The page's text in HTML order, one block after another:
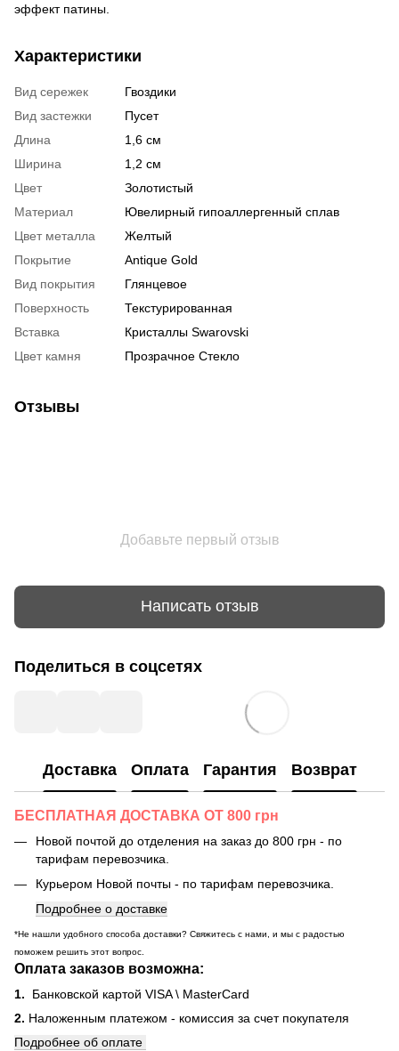
эффект патины.
Характеристики
Вид сережек
Гвоздики
Вид застежки
Пусет
Длина
1,6 см
Ширина
1,2 см
Цвет
Золотистый
Материал
Ювелирный гипоаллергенный сплав
Цвет металла
Желтый
Покрытие
Antique Gold
Вид покрытия
Глянцевое
Поверхность
Текстурированная
Вставка
Кристаллы Swarovski
Цвет камня
Прозрачное Стекло
Отзывы
Добавьте первый отзыв
Написать отзыв
Поделиться в соцсетях
Доставка Оплата Гарантия Возврат
БЕСПЛАТНАЯ ДОСТАВКА ОТ 800 грн
Новой почтой до отделения на заказ до 800 грн - по
тарифам перевозчика.
Курьером Новой почты - по тарифам перевозчика.
Подробнее о доставке
*Не нашли удобного способа доставки? Свяжитесь с нами, и мы с радостью
поможем решить этот вопрос.
Оплата заказов возможна:
1. Банковской картой VISA \ MasterCard
2. Наложенным платежом - комиссия за счет покупателя
Подробнее об оплате